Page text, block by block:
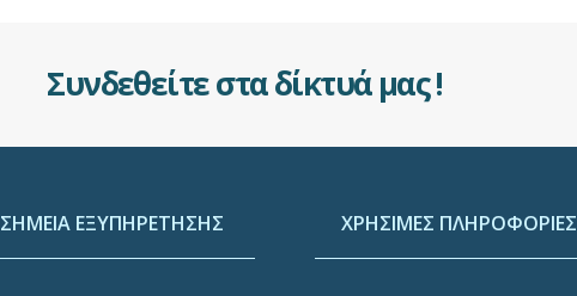
Συνδεθείτε στα δίκτυά μας !
ΣΗΜΕΙΑ ΕΞΥΠΗΡΕΤΗΣΗΣ ΧΡΗΣΙΜΕΣ ΠΛΗΡΟΦΟΡΙΕΣ